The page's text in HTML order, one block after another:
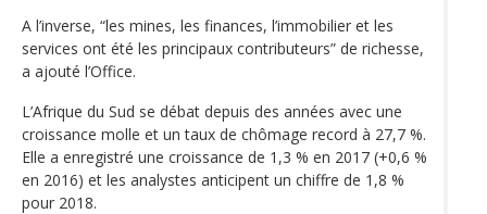
A l’inverse, “les mines, les finances, l’immobilier et les
services ont été les principaux contributeurs” de richesse,
a ajouté l’Office.
L’Afrique du Sud se débat depuis des années avec une
croissance molle et un taux de chômage record à 27,7 %.
Elle a enregistré une croissance de 1,3 % en 2017 (+0,6 %
en 2016) et les analystes anticipent un chiffre de 1,8 %
pour 2018.